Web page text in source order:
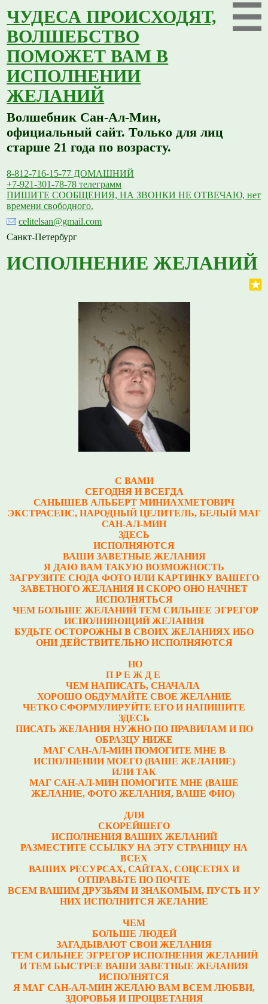
ЧУДЕСА ПРОИСХОДЯТ,
ВОЛШЕБСТВО
ПОМОЖЕТ ВАМ В
ИСПОЛНЕНИИ
ЖЕЛАНИЙ
Волшебник Сан-Ал-Мин,
официальный сайт. Только для лиц
старше 21 года по возрасту.
8-812-716-15-77 ДОМАШНИЙ
+7-921-301-78-78 телеграмм
ПИШИТЕ СООБЩЕНИЯ, НА ЗВОНКИ НЕ ОТВЕЧАЮ, нет
времени свободного.
celitelsan@gmail.com
Санкт-Петербург
ИСПОЛНЕНИЕ ЖЕЛАНИЙ
С ВАМИ
СЕГОДНЯ И ВСЕГДА
САНЫШЕВ АЛЬБЕРТ МИНИАХМЕТОВИЧ
ЭКСТРАСЕНС, НАРОДНЫЙ ЦЕЛИТЕЛЬ, БЕЛЫЙ МАГ
САН-АЛ-МИН
ЗДЕСЬ
ИСПОЛНЯЮТСЯ
ВАШИ ЗАВЕТНЫЕ ЖЕЛАНИЯ
Я ДАЮ ВАМ ТАКУЮ ВОЗМОЖНОСТЬ
ЗАГРУЗИТЕ СЮДА ФОТО ИЛИ КАРТИНКУ ВАШЕГО
ЗАВЕТНОГО ЖЕЛАНИЯ И СКОРО ОНО НАЧНЕТ
ИСПОЛНЯТЬСЯ
ЧЕМ БОЛЬШЕ ЖЕЛАНИЙ ТЕМ СИЛЬНЕЕ ЭГРЕГОР
ИСПОЛНЯЮЩИЙ ЖЕЛАНИЯ
БУДЬТЕ ОСТОРОЖНЫ В СВОИХ ЖЕЛАНИЯХ ИБО
ОНИ ДЕЙСТВИТЕЛЬНО ИСПОЛНЯЮТСЯ
НО
П Р Е Ж Д Е
ЧЕМ НАПИСАТЬ, СНАЧАЛА
ХОРОШО ОБДУМАЙТЕ СВОЕ ЖЕЛАНИЕ
ЧЕТКО СФОРМУЛИРУЙТЕ ЕГО И НАПИШИТЕ
ЗДЕСЬ
ПИСАТЬ ЖЕЛАНИЯ НУЖНО ПО ПРАВИЛАМ И ПО
ОБРАЗЦУ НИЖЕ
МАГ САН-АЛ-МИН ПОМОГИТЕ МНЕ В
ИСПОЛНЕНИИ МОЕГО (ВАШЕ ЖЕЛАНИЕ)
ИЛИ ТАК
МАГ САН-АЛ-МИН ПОМОГИТЕ МНЕ (ВАШЕ
ЖЕЛАНИЕ, ФОТО ЖЕЛАНИЯ, ВАШЕ ФИО)
ДЛЯ
СКОРЕЙШЕГО
ИСПОЛНЕНИЯ ВАШИХ ЖЕЛАНИЙ
РАЗМЕСТИТЕ ССЫЛКУ НА ЭТУ СТРАНИЦУ НА
ВСЕХ
ВАШИХ РЕСУРСАХ, САЙТАХ, СОЦСЕТЯХ И
ОТПРАВЬТЕ ПО ПОЧТЕ
ВСЕМ ВАШИМ ДРУЗЬЯМ И ЗНАКОМЫМ, ПУСТЬ И У
НИХ ИСПОЛНИТСЯ ЖЕЛАНИЕ
ЧЕМ
БОЛЬШЕ ЛЮДЕЙ
ЗАГАДЫВАЮТ СВОИ ЖЕЛАНИЯ
ТЕМ СИЛЬНЕЕ ЭГРЕГОР ИСПОЛНЕНИЯ ЖЕЛАНИЙ
И ТЕМ БЫСТРЕЕ ВАШИ ЗАВЕТНЫЕ ЖЕЛАНИЯ
ИСПОЛНЯТСЯ
Я МАГ САН-АЛ-МИН ЖЕЛАЮ ВАМ ВСЕМ ЛЮБВИ,
ЗДОРОВЬЯ И ПРОЦВЕТАНИЯ